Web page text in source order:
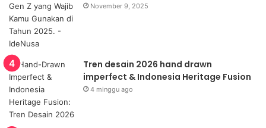
November 9, 2025
Tren desain 2026 hand drawn
imperfect & Indonesia Heritage Fusion
4 minggu ago